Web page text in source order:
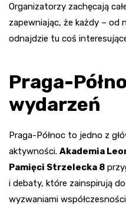
Organizatorzy zachęcają
zapewniając, że każdy – od
odnajdzie tu coś
Praga-
wydarzeń
Praga-Północ to jedno z
aktywności. Akademia
Pamięci Strzelecka 8
i debaty, które zainspirują
wyzwaniami